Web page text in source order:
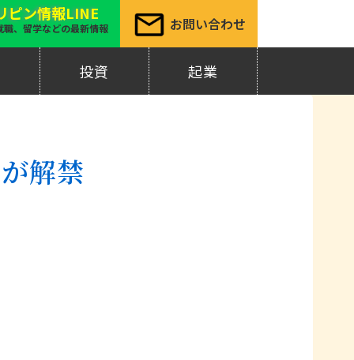
ピン情報LINE
職、留学などの最新情報 お問い合わせ
投資 起業
解禁